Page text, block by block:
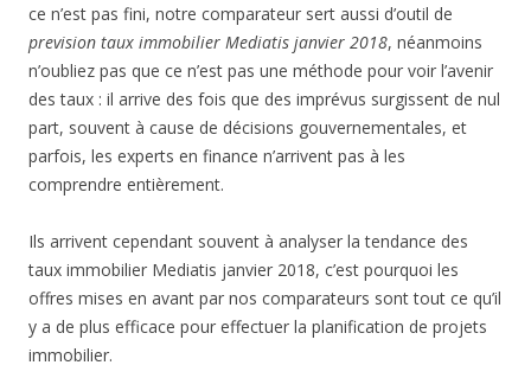
ce n’est pas fini, notre comparateur sert aussi d’outil de
prevision taux immobilier Mediatis janvier 2018, néanmoins
n’oubliez pas que ce n’est pas une méthode pour voir l’avenir
des taux : il arrive des fois que des imprévus surgissent de nul
part, souvent à cause de décisions gouvernementales, et
parfois, les experts en finance n’arrivent pas à les
comprendre entièrement.
Ils arrivent cependant souvent à analyser la tendance des
taux immobilier Mediatis janvier 2018, c’est pourquoi les
offres mises en avant par nos comparateurs sont tout ce qu’il
y a de plus efficace pour effectuer la planification de projets
immobilier.